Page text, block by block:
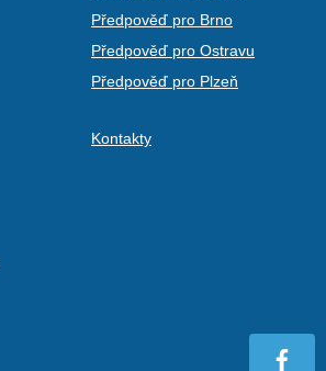
Předpověď pro Brno
Předpověď pro Ostravu
Předpověď pro Plzeň
Kontakty